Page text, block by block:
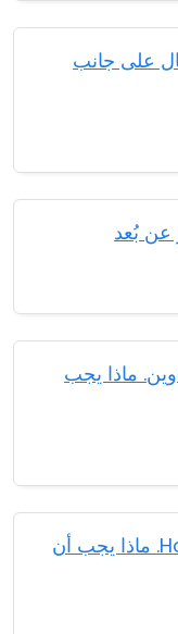
على جانب
ماذا يجب
نسيت كلمة مرور الوصول إلى Host. ماذا يجب أن